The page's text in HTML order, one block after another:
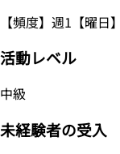
【頻度】週1【曜
活動レベル
中級
未経験者の受入